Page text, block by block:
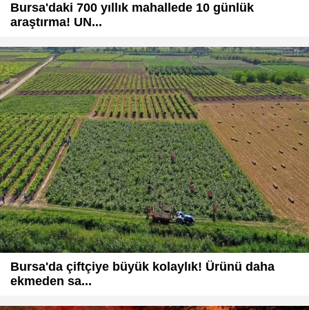
Bursa'daki 700 yıllık mahallede 10 günlük
araştırma! UN...
Bursa'da çiftçiye büyük kolaylık! Ürünü daha
ekmeden sa...